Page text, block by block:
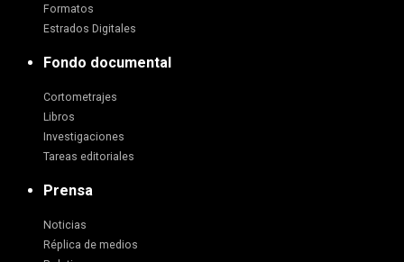
Formatos
Estrados Digitales
Fondo documental
Cortometrajes
Libros
Investigaciones
Tareas editoriales
Prensa
Noticias
Réplica de medios